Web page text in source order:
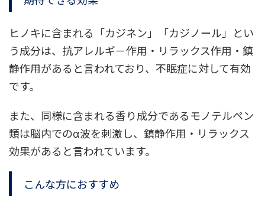
ヒノキに含まれる「カジネン」「カジノール」とい
う成分は、抗アレルギ－作用・リラックス作用・鎮
静作用があると言われており、不眠症に対して有効
です。
また、同様に含まれる香り成分であるモノテルペン
類は脳内でのα波を刺激し、鎮静作用・リラックス
効果があると言われています。
こんな方におすすめ